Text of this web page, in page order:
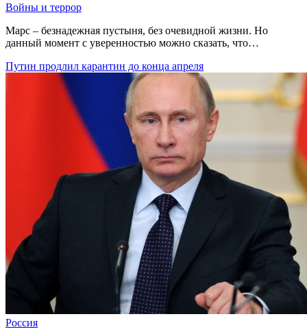
Войны и террор
Марс – безнадежная пустыня, без очевидной жизни. Но
данный момент с уверенностью можно сказать, что…
Путин продлил карантин до конца апреля
Россия